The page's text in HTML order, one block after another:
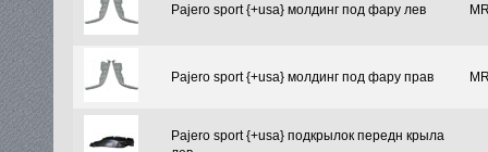
Pajero sport {+usa} молдинг под фару лев
Pajero sport {+usa} молдинг под фару прав
Pajero sport {+usa} подкрылок передн крыла